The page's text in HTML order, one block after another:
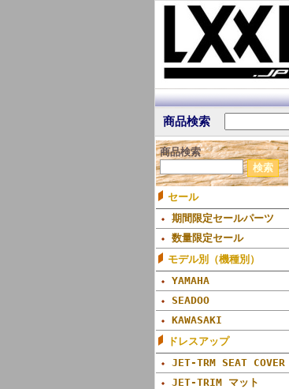
商品検索
商品検索
セール
期間限定セールパーツ
数量限定セール
モデル別（機種別）
YAMAHA
SEADOO
KAWASAKI
ドレスアップ
JET-TRM SEAT COVER
JET-TRIM マット